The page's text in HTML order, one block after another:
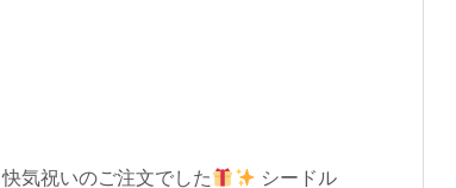
快気祝いのご注文でした
シードル